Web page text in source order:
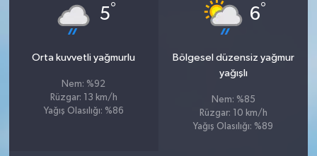
5°
Orta kuvvetli yağmurlu
Nem: %92
Rüzgar: 13 km/h
Yağış Olasılığı: %86
6°
Bölgesel düzensiz yağmur
yağışlı
Nem: %85
Rüzgar: 10 km/h
Yağış Olasılığı: %89